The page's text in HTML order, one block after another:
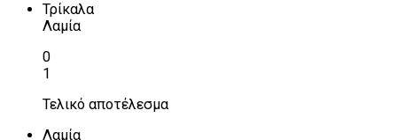
Τρίκαλα
Λαμία
0
1
Τελικό αποτέλεσμα
Λαμία